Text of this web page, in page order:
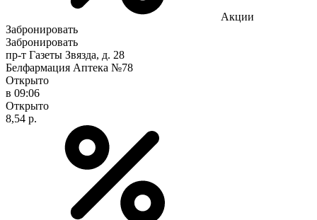
Акции
Забронировать
Забронировать
пр-т Газеты Звязда, д. 28
Белфармация Аптека №78
Открыто
в 09:06
Открыто
8,54 р.